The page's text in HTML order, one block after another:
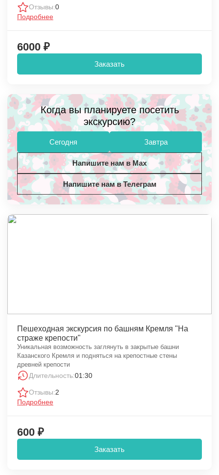
Отзывы:0
Подробнее
6000 ₽
Заказать
Пешеходная экскурсия по башням Кремля "На
страже крепости"
Уникальная возможность заглянуть в закрытые башни
Казанского Кремля и подняться на крепостные стены
древней крепости
Длительность:01:30
Отзывы:2
Подробнее
600 ₽
Заказать
Когда вы планируете посетить
экскурсию?
Сегодня Завтра
Напишите нам в Max
Напишите нам в Телеграм